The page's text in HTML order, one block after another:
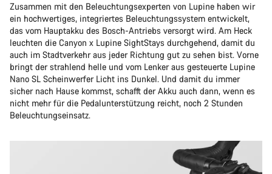
Zusammen mit den Beleuchtungsexperten von Lupine haben wir
ein hochwertiges, integriertes Beleuchtungssystem entwickelt,
das vom Hauptakku des Bosch-Antriebs versorgt wird. Am Heck
leuchten die Canyon x Lupine SightStays durchgehend, damit du
auch im Stadtverkehr aus jeder Richtung gut zu sehen bist. Vorne
bringt der strahlend helle und vom Lenker aus gesteuerte Lupine
Nano SL Scheinwerfer Licht ins Dunkel. Und damit du immer
sicher nach Hause kommst, schafft der Akku auch dann, wenn es
nicht mehr für die Pedalunterstützung reicht, noch 2 Stunden
Beleuchtungseinsatz.